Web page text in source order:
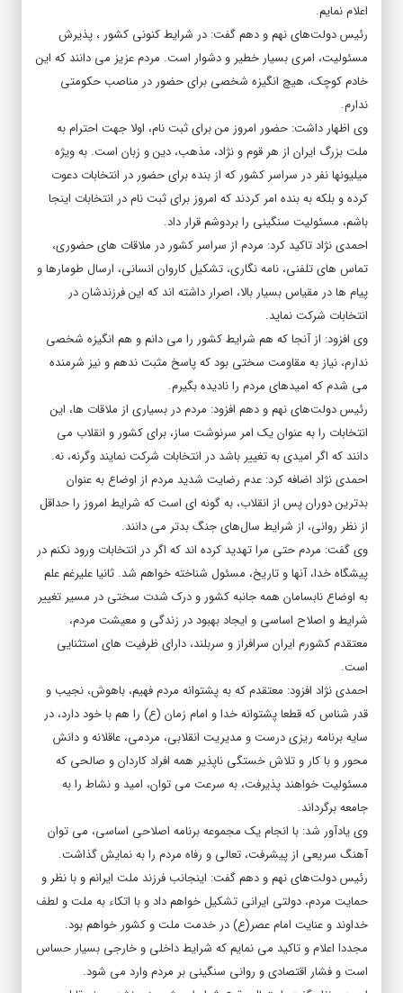
اعلام نمایم.
رئیس دولت‌های نهم و دهم گفت: در شرایط کنونی کشور ، پذیرش
مسئولیت، امری بسیار خطیر و دشوار است. مردم عزیز می دانند که این
خادم کوچک، هیچ انگیزه شخصی برای حضور در مناصب حکومتی
ندارم.
وی اظهار داشت: حضور امروز من برای ثبت نام، اولا جهت احترام به
ملت بزرگ ایران از هر قوم و نژاد، مذهب، دین و زبان است. به ویژه
میلیونها نفر در سراسر کشور که از بنده برای حضور در انتخابات دعوت
کرده و بلکه به بنده امر کردند که امروز برای ثبت نام در انتخابات اینجا
باشم، مسئولیت سنگینی را بردوشم قرار داد.
احمدی نژاد تاکید کرد: مردم از سراسر کشور در ملاقات های حضوری،
تماس های تلفنی، نامه نگاری، تشکیل کاروان انسانی، ارسال طومارها و
پیام ها در مقیاس بسیار بالا، اصرار داشته اند که این فرزندشان در
انتخابات شرکت نماید.
وی افزود: از آنجا که هم شرایط کشور را می دانم و هم انگیزه شخصی
ندارم، نیاز به مقاومت سختی بود که پاسخ مثبت ندهم و نیز شرمنده
می شدم که امیدهای مردم را نادیده بگیرم.
رئیس دولت‌های نهم و دهم افزود: مردم در بسیاری از ملاقات ها، این
انتخابات را به عنوان یک امر سرنوشت ساز، برای کشور و انقلاب می
دانند که اگر امیدی به تغییر باشد در انتخابات شرکت نمایند وگرنه، نه.
احمدی نژاد اضافه کرد: عدم رضایت شدید مردم از اوضاع به عنوان
بدترین دوران پس از انقلاب، به گونه ای است که شرایط امروز را حداقل
از نظر روانی، از شرایط سال‌های جنگ بدتر می دانند.
وی گفت: مردم حتی مرا تهدید کرده اند که اگر در انتخابات ورود نکنم در
پیشگاه خدا، آنها و تاریخ، مسئول شناخته خواهم شد. ثانیا علیرغم علم
به اوضاع نابسامان همه جانبه کشور و درک شدت سختی در مسیر تغییر
شرایط و اصلاح اساسی و ایجاد بهبود در زندگی و معیشت مردم،
معتقدم کشورم ایران سرافراز و سربلند، دارای ظرفیت های استثنایی
است.
احمدی نژاد افزود: معتقدم که به پشتوانه مردم فهیم، باهوش، نجیب و
قدر شناس که قطعا پشتوانه خدا و امام زمان (ع) را هم با خود دارد، در
سایه برنامه ریزی درست و مدیریت انقلابی، مردمی، عاقلانه و دانش
محور و با کار و تلاش خستگی ناپذیر همه افراد کاردان و صالحی که
مسئولیت خواهند پذیرفت، به سرعت می توان، امید و نشاط را به
جامعه برگرداند.
وی یادآور شد: با انجام یک مجموعه برنامه اصلاحی اساسی، می توان
آهنگ سریعی از پیشرفت، تعالی و رفاه مردم را به نمایش گذاشت.
رئیس دولت‌های نهم و دهم گفت: اینجانب فرزند ملت ایرانم و با نظر و
حمایت مردم، دولتی ایرانی تشکیل خواهم داد و با اتکاء به ملت و لطف
خداوند و عنایت امام عصر(ع) در خدمت ملت و کشور خواهم بود.
مجددا اعلام و تاکید می نمایم که شرایط داخلی و خارجی بسیار حساس
است و فشار اقتصادی و روانی سنگینی بر مردم وارد می شود.